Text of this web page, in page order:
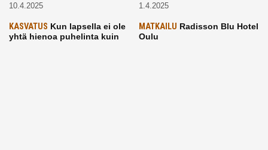
10.4.2025 1.4.2025
KASVATUS Kun lapsella ei ole
yhtä hienoa puhelinta kuin
MATKAILU Radisson Blu Hotel
Oulu